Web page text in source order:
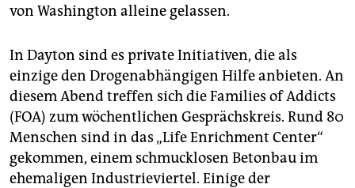
von Washington alleine gelassen.
In Dayton sind es private Initiativen, die als
einzige den Drogenabhängigen Hilfe anbieten. An
diesem Abend treffen sich die Families of Addicts
(FOA) zum wöchentlichen Gesprächskreis. Rund 80
Menschen sind in das „Life Enrichment Center“
gekommen, einem schmucklosen Betonbau im
ehemaligen Industrieviertel. Einige der